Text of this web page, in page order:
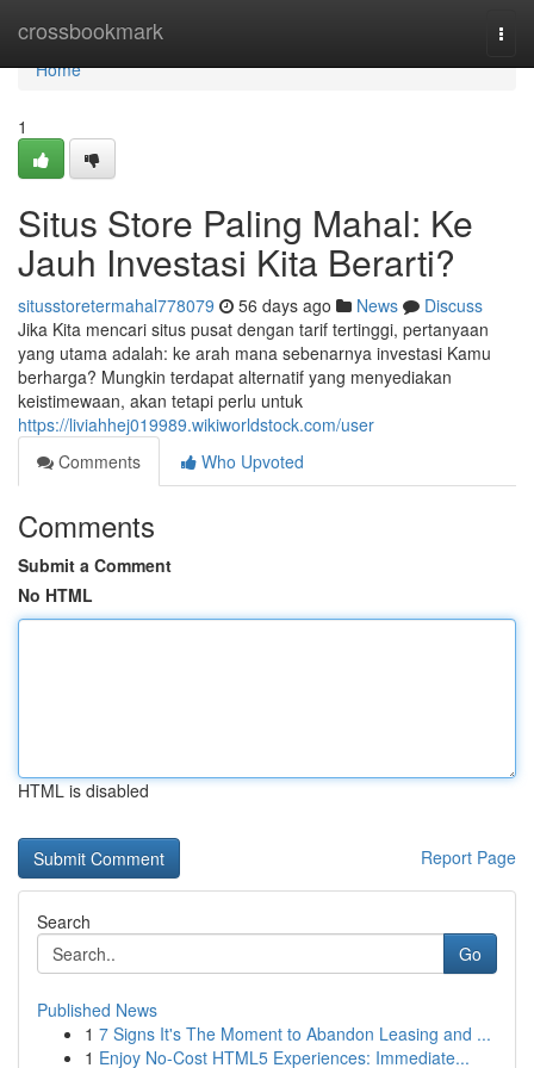
crossbookmark
Home
Home
1
Situs Store Paling Mahal: Ke
Jauh Investasi Kita Berarti?
situsstoretermahal778079 56 days ago News
Discuss
Jika Kita mencari situs pusat dengan tarif tertinggi, pertanyaan
yang utama adalah: ke arah mana sebenarnya investasi Kamu
berharga? Mungkin terdapat alternatif yang menyediakan
keistimewaan, akan tetapi perlu untuk
https://liviahhej019989.wikiworldstock.com/user
Comments
Who Upvoted
Comments
Submit a Comment
No HTML
HTML is disabled
Report Page
Search
Go
Published News
1 7 Signs It's The Moment to Abandon Leasing and ...
1 Enjoy No-Cost HTML5 Experiences: Immediate...